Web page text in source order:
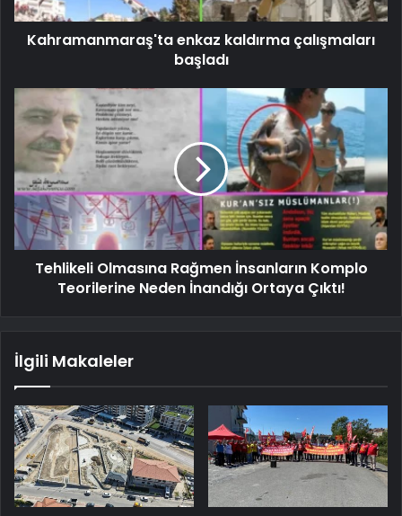
Kahramanmaraş'ta enkaz kaldırma çalışmaları
başladı
Tehlikeli Olmasına Rağmen İnsanların Komplo
Teorilerine Neden İnandığı Ortaya Çıktı!
İlgili Makaleler